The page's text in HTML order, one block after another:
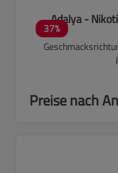
37%
Adalya -
Preise nach